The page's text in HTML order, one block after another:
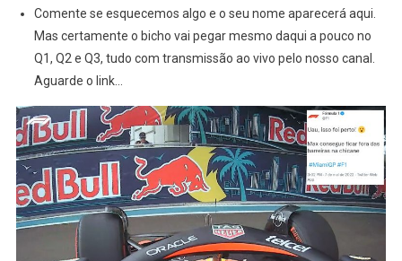
Comente se esquecemos algo e o seu nome aparecerá aqui.
Mas certamente o bicho vai pegar mesmo daqui a pouco no
Q1, Q2 e Q3, tudo com transmissão ao vivo pelo nosso canal.
Aguarde o link…